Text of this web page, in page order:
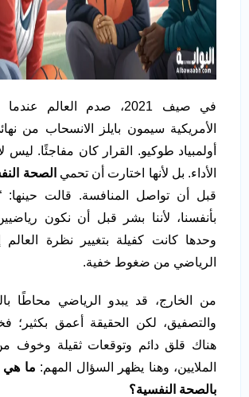
في صيف 2021، صدم العالم
الأمريكية سيمون بايلز الانسحاب من
أولمبياد طوكيو. القرار كان مفاجئًا.
الأداء. بل لأنها اختارت أن تحمي الصحة
قبل أن تواصل المنافسة. قالت حينها:
بأنفسنا، لأننا بشر قبل أن نكون
وحدها كانت كفيلة بتغيير نظرة
الرياضي من ضغوط خفية.
من الخارج، قد يبدو الرياضي محاطًا
والتصفيق، لكن الحقيقة أعمق بكثير؛
هناك قلق دائم وتوقعات ثقيلة وخوف
الملايين، وهنا يظهر السؤال المهم: ما هي
بالصحة النفسية؟